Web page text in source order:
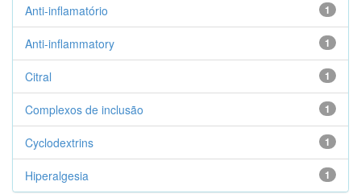
1
Anti-inflamatório
1
Anti-inflammatory
1
Citral
1
Complexos de inclusão
1
Cyclodextrins
1
Hiperalgesia